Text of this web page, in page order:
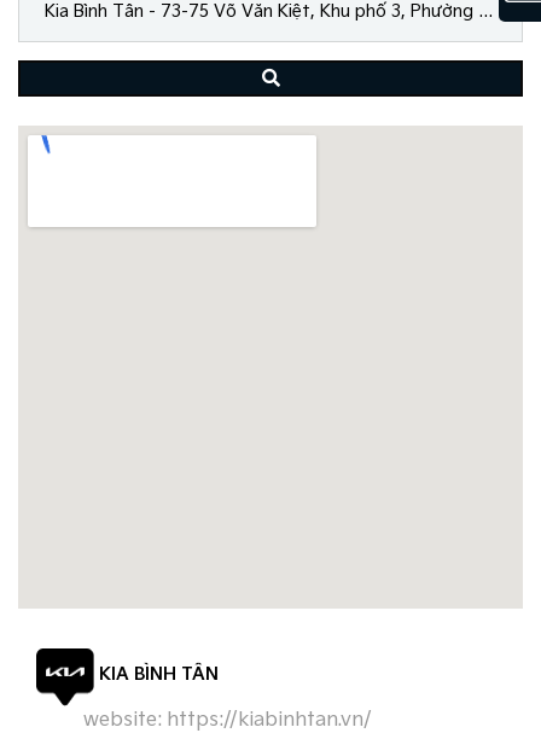
KIA BÌNH TÂN
website: https://kiabinhtan.vn/
Kia Bình Tân - 73-75 Võ Văn Kiệt, Khu phố 3, Phường An Lạc, Tp.Hồ Chí Minh